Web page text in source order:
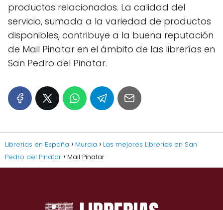
productos relacionados. La calidad del
servicio, sumada a la variedad de productos
disponibles, contribuye a la buena reputación
de Mail Pinatar en el ámbito de las librerías en
San Pedro del Pinatar.
Librerias en España Murcia
Las mejores Librerías en San
Pedro del Pinatar
Mail Pinatar